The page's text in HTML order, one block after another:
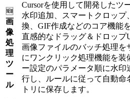
🆕
画
像
処
理
ツ
ー
ル
Cursorを使用して開発したツ
水印追加、スマートクロップ
換、GIF作成などのコア機能
直感的なドラッグ＆ドロップ
画像ファイルのバッチ処理を
にワンクリック処理機能を装
ー設定のパラメータ順に水印
行し、ルールに従って自動命
トリに保存します。